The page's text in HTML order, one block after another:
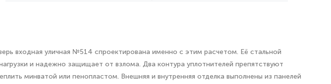
входная уличная №514 спроектирована именно с этим расчетом. Её стальной
и надежно защищает от взлома. Два контура уплотнителей препятствуют
минватой или пенопластом. Внешняя и внутренняя отделка выполнены из панелей